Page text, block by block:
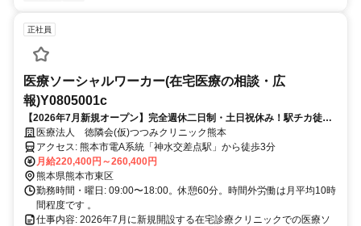
正社員
医療ソーシャルワーカー(在宅医療の相談・広
報)Y0805001c
【2026年7月新規オープン】完全週休二日制・土日祝休み！駅チカ徒歩3
分の在宅診療クリニック
医療法人 徳隣会(仮)つつみクリニック熊本
アクセス: 熊本市電A系統「神水交差点駅」から徒歩3分
月給220,400円～260,400円
熊本県熊本市東区
勤務時間・曜日: 09:00〜18:00。休憩60分。時間外労働は月平均10時
間程度です 。
仕事内容: 2026年7月に新規開設する在宅診療クリニックでの医療ソ